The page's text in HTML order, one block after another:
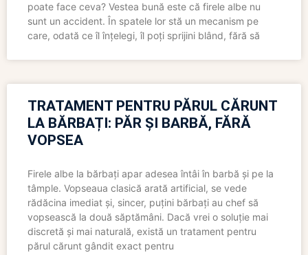
poate face ceva? Vestea bună este că firele albe nu
sunt un accident. În spatele lor stă un mecanism pe
care, odată ce îl înțelegi, îl poți sprijini blând, fără să
TRATAMENT PENTRU PĂRUL CĂRUNT
LA BĂRBAȚI: PĂR ȘI BARBĂ, FĂRĂ
VOPSEA
Firele albe la bărbați apar adesea întâi în barbă și pe la
tâmple. Vopseaua clasică arată artificial, se vede
rădăcina imediat și, sincer, puțini bărbați au chef să
vopsească la două săptămâni. Dacă vrei o soluție mai
discretă și mai naturală, există un tratament pentru
părul cărunt gândit exact pentru